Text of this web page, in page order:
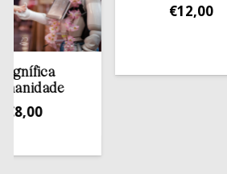
12,00